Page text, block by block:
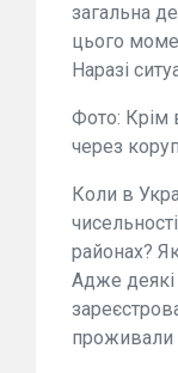
загальна
цього
Наразі
Фото: Крім
через
Коли в
районах?
Адже
проживали